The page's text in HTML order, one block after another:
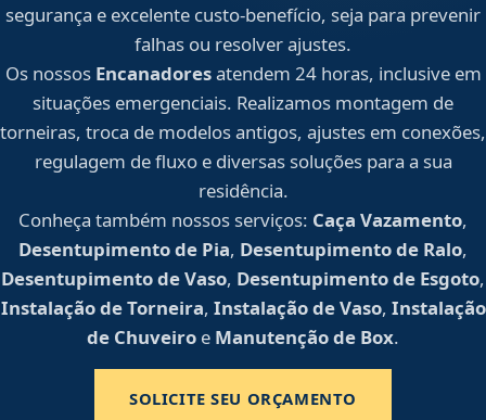
segurança e excelente custo-benefício, seja para prevenir
falhas ou resolver ajustes.
Os nossos Encanadoresatendem 24 horas, inclusive em
situações emergenciais. Realizamos montagem de
torneiras, troca de modelos antigos, ajustes em conexões,
regulagem de fluxo e diversas soluções para a sua
residência.
Conheça também nossos serviços: Caça Vazamento,
Desentupimento de Pia, Desentupimento de Ralo,
Desentupimento de Vaso, Desentupimento de Esgoto,
Instalação de Torneira, Instalação de Vaso, Instalação
de Chuveiro e Manutenção de Box.
SOLICITE SEU ORÇAMENTO